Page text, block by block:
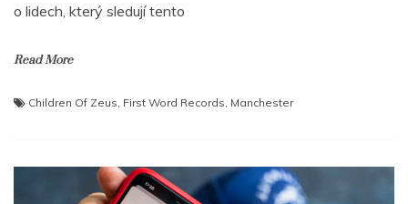
o lidech, který sledují tento
Read More
Children Of Zeus First Word Records Manchester